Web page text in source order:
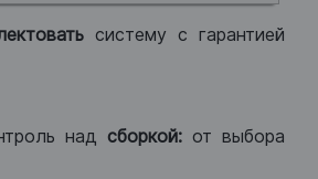
систему с гарантией
над сборкой: от выбора